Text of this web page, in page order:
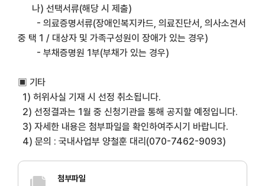
나) 선택서류(해당 시 제출)
- 의료증명서류(장애인복지카드, 의료진단서, 의사소견서
중 택 1 / 대상자 및 가족구성원이 장애가 있는 경우)
- 부채증명원 1부(부채가 있는 경우)
▣ 기타
1) 허위사실 기재 시 선정 취소됩니다.
2) 선정결과는 1월 중 신청기관을 통해 공지할 예정입니다.
3) 자세한 내용은 첨부파일을 확인하여주시기 바랍니다.
4) 문의 : 국내사업부 양철훈 대리 (070-7462-9093)
첨부파일